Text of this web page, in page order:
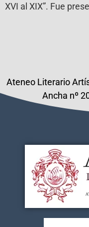
XVI al XIX”. Fue
Ateneo Literario
Ancha nº